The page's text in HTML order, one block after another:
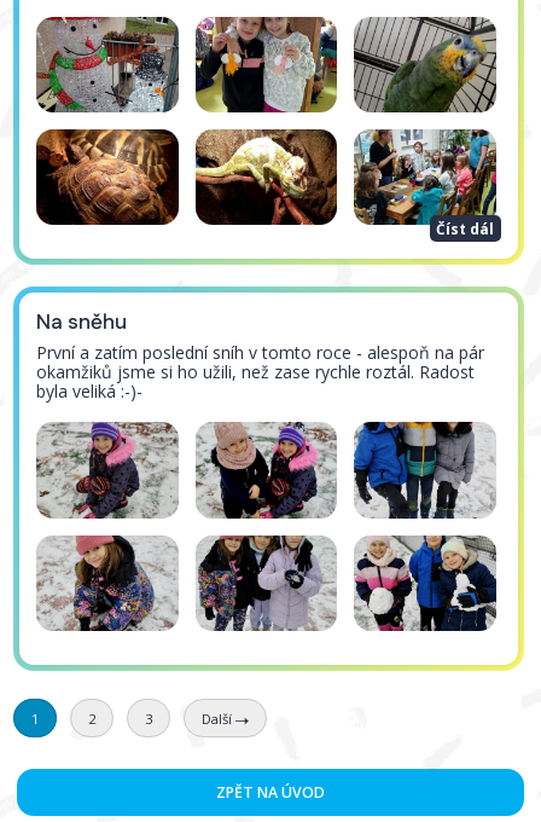
Číst dál
Na sněhu
První a zatím poslední sníh v tomto roce - alespoň na pár
okamžiků jsme si ho užili, než zase rychle roztál. Radost
byla veliká :-)-
1 2 3 Další
ZPĚT NA ÚVOD